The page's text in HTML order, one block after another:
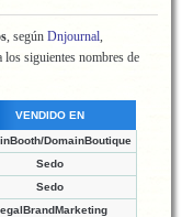
, según Dnjournal,
los siguientes nombres de
VENDIDO EN
DomainBoutique
Sedo
Sedo